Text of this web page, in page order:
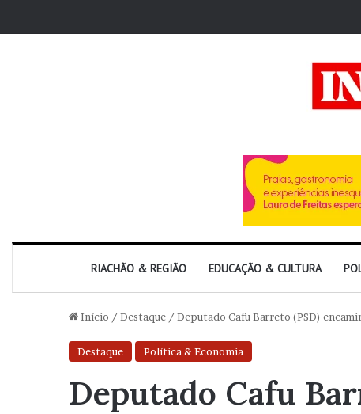
RIACHÃO & REGIÃO EDUCAÇÃO & CULTURA
Início / Destaque / Deputado Cafu Barreto (PSD)
Destaque Política & Economia
Deputado Cafu